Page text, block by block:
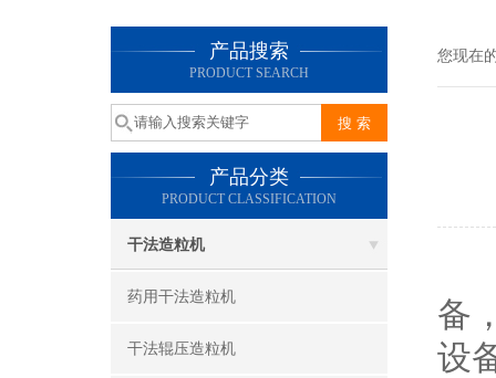
产品搜索
PRODUCT SEARCH
产品分类
PRODUCT CLASSIFICATION
干法造粒机
药用干法造粒机
干法辊压造粒机
您现在
备
设